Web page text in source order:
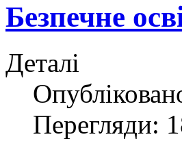
Безпечне
Деталі
Перегляди: